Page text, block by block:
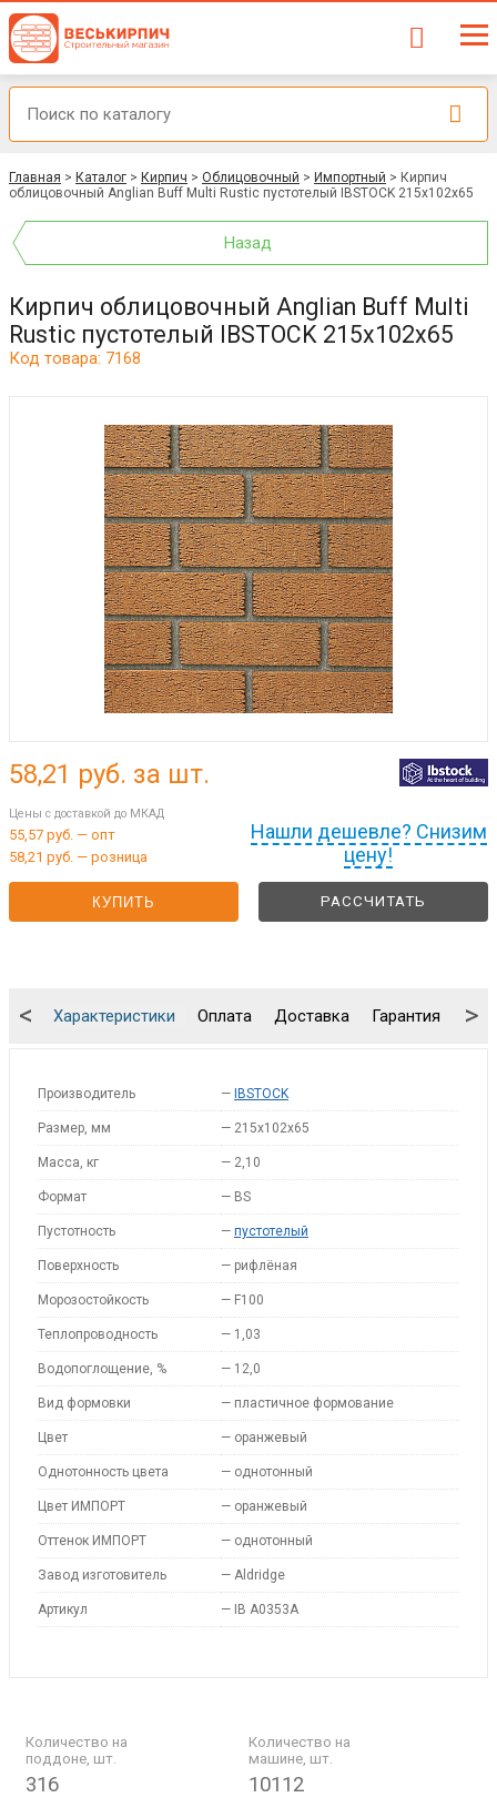
Главная > Каталог > Кирпич > Облицовочный > Импортный > Кирпич
облицовочный Anglian Buff Multi Rustic пустотелый IBSTOCK 215x102x65
Назад
Кирпич облицовочный Anglian Buff Multi
Rustic пустотелый IBSTOCK 215x102x65
Код товара: 7168
Нашли дешевле? Снизим
цену!
58,21 руб. за шт.
Цены с доставкой до МКАД
55,57 руб. — опт
58,21 руб. — розница
КУПИТЬ РАССЧИТАТЬ
Характеристики Оплата Доставка Гарантия
< >
Производитель — IBSTOCK
Размер, мм — 215x102x65
Масса, кг — 2,10
Формат — BS
Пустотность — пустотелый
Поверхность — рифлёная
Морозостойкость — F100
Теплопроводность — 1,03
Водопоглощение, % — 12,0
Вид формовки — пластичное формование
Цвет — оранжевый
Однотонность цвета — однотонный
Цвет ИМПОРТ — оранжевый
Оттенок ИМПОРТ — однотонный
Завод изготовитель — Aldridge
Артикул — IB A0353A
Количество на
поддоне, шт.
316
Количество на
машине, шт.
10112